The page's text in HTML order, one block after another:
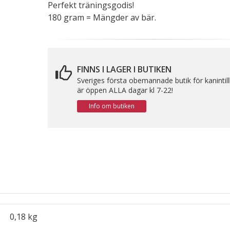
Perfekt träningsgodis!
180 gram = Mängder av bär.
FINNS I LAGER I BUTIKEN
Sveriges första obemannade butik för
är öppen ALLA dagar kl 7-22!
Info om butiken
0,18 kg